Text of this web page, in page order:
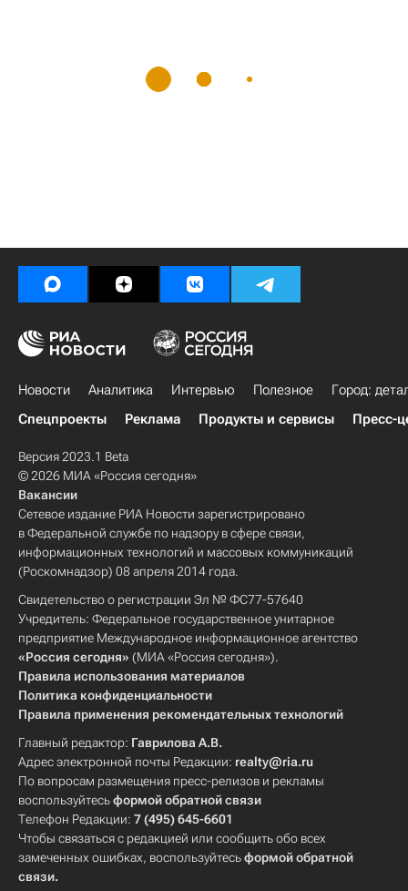
Новости Аналитика Интервью Полезное
Город:
Спецпроекты
Реклама Продукты и сервисы Пресс-
Версия 2023.1 Beta
© 2026 МИА «Россия сегодня»
Вакансии
Сетевое издание РИА Новости зарегистрировано
в Федеральной службе по надзору в сфере связи,
информационных технологий и массовых коммуникаций
(Роскомнадзор) 08 апреля 2014 года.
Свидетельство о регистрации Эл № ФС77-57640
Учредитель: Федеральное государственное унитарное
предприятие Международное информационное агентство
«Россия сегодня» (МИА «Россия сегодня»).
Правила использования материалов
Политика конфиденциальности
Правила применения рекомендательных технологий
Главный редактор: Гаврилова А.В.
Адрес электронной почты Редакции: realty@ria.ru
По вопросам размещения пресс-релизов и рекламы
воспользуйтесьформой обратной связи
Телефон Редакции: 7 (495) 645-6601
Чтобы связаться с редакцией или сообщить обо всех
замеченных ошибках, воспользуйтесьформой обратной
связи.